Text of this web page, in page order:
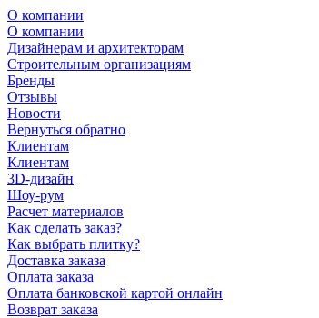
О компании
О компании
Дизайнерам и архитекторам
Строительным организациям
Бренды
Отзывы
Новости
Вернуться обратно
Клиентам
Клиентам
3D-дизайн
Шоу-рум
Расчет материалов
Как сделать заказ?
Как выбрать плитку?
Доставка заказа
Оплата заказа
Оплата банковской картой онлайн
Возврат заказа